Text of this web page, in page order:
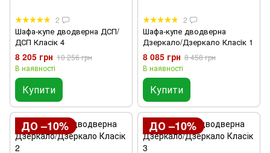
2
Шафа-купе дводверна ДСП/
ДСП Класік 4
8 205 грн 10 256 грн
В наявності
Купити
2
Шафа-купе дводверна
Дзеркало/Дзеркало Класiк 1
8 085 грн 8 458 грн
В наявності
Купити
ДО –10% ДО –10%